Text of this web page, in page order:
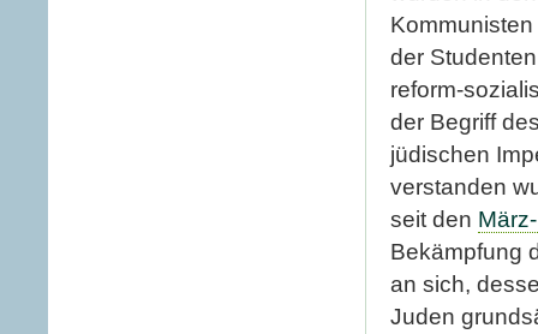
der
reform-
der Begriff
jüdischen
verstanden
seit den
Bekämpfung
an sich,
Juden